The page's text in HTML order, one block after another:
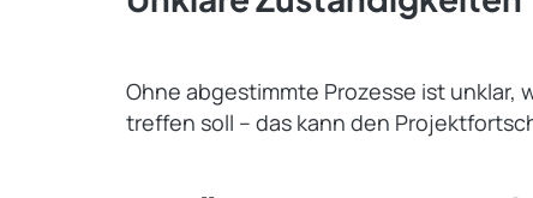
Ohne abgestimmte Prozesse ist unklar,
treffen soll – das kann den